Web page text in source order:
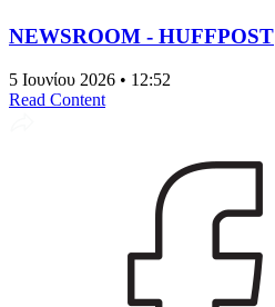
NEWSROOM - HUFFPOST
5 Ιουνίου 2026 • 12:52
Read Content